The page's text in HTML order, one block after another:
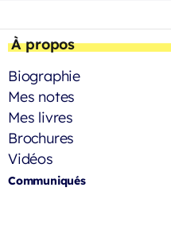
À propos
Biographie
Mes notes
Mes livres
Brochures
Vidéos
Communiqués